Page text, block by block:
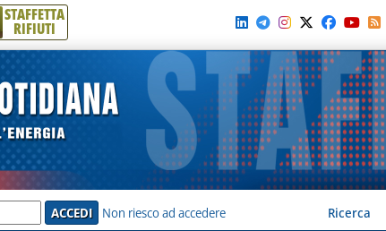
STAFFETTA
RIFIUTI
Non riesco ad accedere Ricerca